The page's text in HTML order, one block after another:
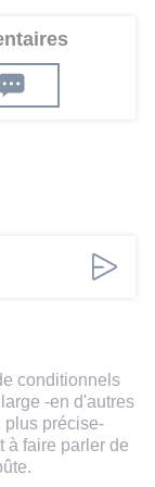
conditionnels
-en d'autres
plus précise-
à faire parler de